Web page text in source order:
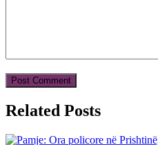
Related Posts